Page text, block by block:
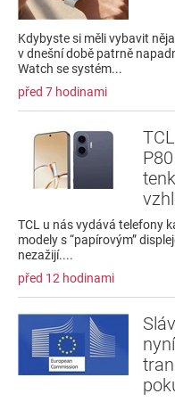
Kdybyste si měli vybavit
v dnešní době patrně
Watch se systém...
před 7 hodinami
TCL u nás vydává telefony
modely s “papírovým”
nezažijí....
před 12 hodinami